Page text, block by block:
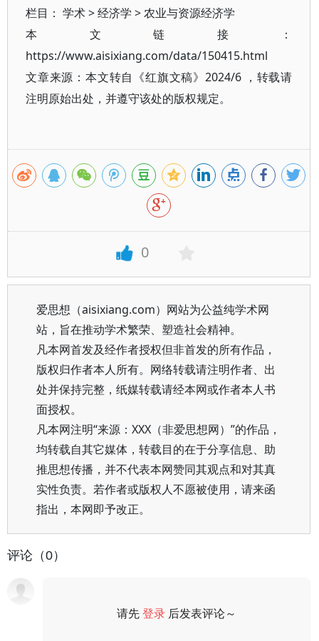
栏目： 学术>经济学 >农业与资源经济学
本文链接：
https://www.aisixiang.com/data/150415.html
文章来源：本文转自《红旗文稿》2024/6 ，转载请
注明原始出处，并遵守该处的版权规定。
0
爱思想（aisixiang.com）网站为公益纯学术网
站，旨在推动学术繁荣、塑造社会精神。
凡本网首发及经作者授权但非首发的所有作品，
版权归作者本人所有。网络转载请注明作者、出
处并保持完整，纸媒转载请经本网或作者本人书
面授权。
凡本网注明“来源：XXX（非爱思想网）”的作品，
均转载自其它媒体，转载目的在于分享信息、助
推思想传播，并不代表本网赞同其观点和对其真
实性负责。若作者或版权人不愿被使用，请来函
指出，本网即予改正。
评论（0）
请先登录 后发表评论～